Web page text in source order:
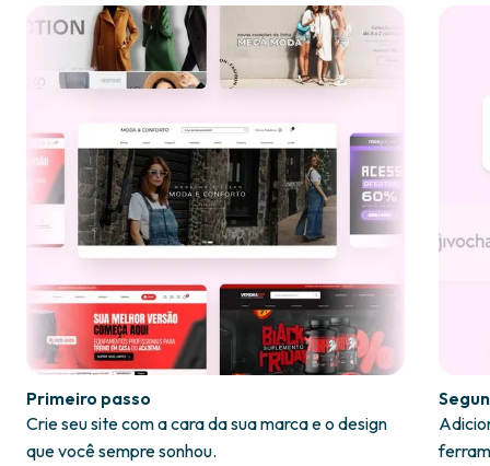
Primeiro passo
Crie seu site com a cara da sua marca e o design
que você sempre sonhou.